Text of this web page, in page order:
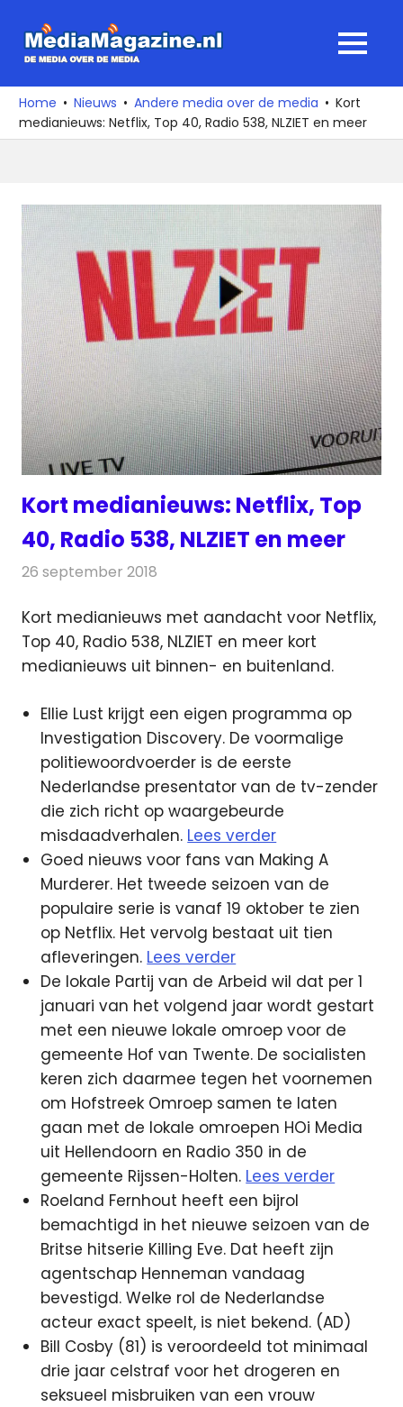
naar
media
over
de
MENU
Home Nieuws Andere media over de media
Kort
medianieuws: Netflix, Top 40, Radio 538, NLZIET en meer
Kort medianieuws: Netflix, Top
40, Radio 538, NLZIET en meer
26 september 2018
Kort medianieuws met aandacht voor Netflix,
Top 40, Radio 538, NLZIET en meer kort
medianieuws uit binnen- en buitenland.
Ellie Lust krijgt een eigen programma op
Investigation Discovery. De voormalige
politiewoordvoerder is de eerste
Nederlandse presentator van de tv-zender
die zich richt op waargebeurde
misdaadverhalen. Lees verder
Goed nieuws voor fans van Making A
Murderer. Het tweede seizoen van de
populaire serie is vanaf 19 oktober te zien
op Netflix. Het vervolg bestaat uit tien
afleveringen. Lees verder
De lokale Partij van de Arbeid wil dat per 1
januari van het volgend jaar wordt gestart
met een nieuwe lokale omroep voor de
gemeente Hof van Twente. De socialisten
keren zich daarmee tegen het voornemen
om Hofstreek Omroep samen te laten
gaan met de lokale omroepen HOi Media
uit Hellendoorn en Radio 350 in de
gemeente Rijssen-Holten. Lees verder
Roeland Fernhout heeft een bijrol
bemachtigd in het nieuwe seizoen van de
Britse hitserie Killing Eve. Dat heeft zijn
agentschap Henneman vandaag
bevestigd. Welke rol de Nederlandse
acteur exact speelt, is niet bekend. (AD)
Bill Cosby (81) is veroordeeld tot minimaal
drie jaar celstraf voor het drogeren en
seksueel misbruiken van een vrouw